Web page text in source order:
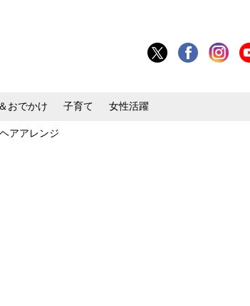
アアレンジ
おでかけ 子育て 女性活躍